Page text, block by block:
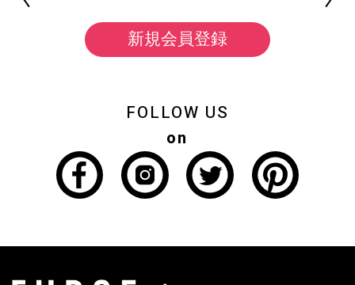
新規会員登録
FOLLOW US
on